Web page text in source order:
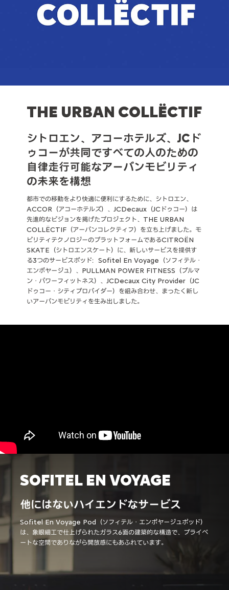
THE URBAN COLLËCTIF
シトロエン、アコーホテルズ、JCド
ゥコーが共同ですべての人のための
自律走行可能なアーバンモビリティ
の未来を構想
都市での移動をより快適に便利にするために、シトロエン、
ACCOR（アコーホテルズ）、JCDecaux（JCドゥコー）は
先進的なビジョンを掲げたプロジェクト、THE URBAN
COLLËCTIF（アーバンコレクティフ）を立ち上げました。モ
ビリティテクノロジーのプラットフォームであるCITROËN
SKATE（シトロエンスケート）に、新しいサービスを提供す
る3つのサービスポッド：Sofitel En Voyage（ソフィテル・
エンボヤージュ）、PULLMAN POWER FITNESS（プルマ
ン・パワーフィットネス）、JCDecaux City Provider（JC
ドゥコー・シティプロバイダー）を組み合わせ、まったく新し
いアーバンモビリティを生み出しました。
SOFITEL EN VOYAGE
他にはないハイエンドなサービス
Sofitel En Voyage Pod（ソフィテル・エンボヤージュポッド）
は、象眼細工で仕上げられたガラス6面の建築的な構造で、プライベ
ートな空間でありながら開放感にもあふれています。